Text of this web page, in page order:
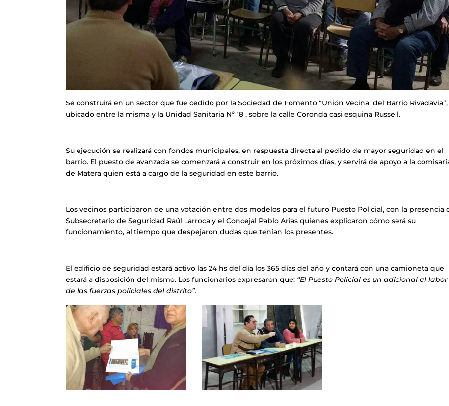
Se construirá en un sector que fue cedido por la Sociedad de Fomento “Unión Vecinal del Barrio Rivadavia”,
ubicado entre la misma y la Unidad Sanitaria Nº 18 , sobre la calle Coronda casi esquina Russell.
Su ejecución se realizará con fondos municipales, en respuesta directa al pedido de mayor seguridad en el
barrio. El puesto de avanzada se comenzará a construir en los próximos días, y servirá de apoyo a la
de Matera quien está a cargo de la seguridad en este barrio.
Los vecinos participaron de una votación entre dos modelos para el futuro Puesto Policial, con la presencia
Subsecretario de Seguridad Raúl Larroca y el Concejal Pablo Arias quienes explicaron cómo será su
funcionamiento, al tiempo que despejaron dudas que tenían los presentes.
El edificio de seguridad estará activo las 24 hs del día los 365 días del año y contará con una camioneta que
estará a disposición del mismo. Los funcionarios expresaron que: “El Puesto Policial es un adicional al labor
de las fuerzas policiales del distrito”.